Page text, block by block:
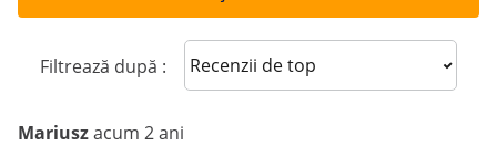
Filtrează după : Sort reviews
Mariuszacum 2 ani